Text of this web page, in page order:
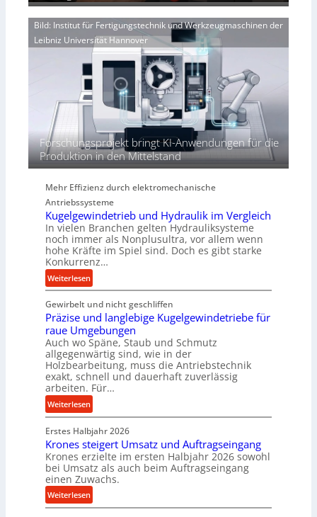
V
o
r
j
d
i
e
r
e
r
i
e
P
r
f
o
r
m
a
n
c
b
e
i
m
D
r
ü
c
k
p
r
o
z
e
s
Bild: Institut für Fertigungstechnik und Werkzeugmaschinen der
Leibniz Universität Hannover
Forschungsprojekt bringt KI-Anwendungen für die
Produktion in den Mittelstand
Mehr Effizienz durch elektromechanische
Antriebssysteme
Kugelgewindetrieb und Hydraulik im Vergleich
In vielen Branchen gelten Hydrauliksysteme
noch immer als Nonplusultra, vor allem wenn
hohe Kräfte im Spiel sind. Doch es gibt starke
Konkurrenz…
Weiterlesen:
K
u
g
e
l
g
e
w
i
n
e
t
r
i
b
Gewirbelt und nicht geschliffen
Präzise und langlebige Kugelgewindetriebe für
raue Umgebungen
Auch wo Späne, Staub und Schmutz
allgegenwärtig sind, wie in der
Holzbearbeitung, muss die Antriebstechnik
exakt, schnell und dauerhaft zuverlässig
arbeiten. Für…
Weiterlesen:
P
r
ä
z
i
s
e
u
Erstes Halbjahr 2026
Krones steigert Umsatz und Auftragseingang
Krones erzielte im ersten Halbjahr 2026 sowohl
bei Umsatz als auch beim Auftragseingang
einen Zuwachs.
Weiterlesen:
K